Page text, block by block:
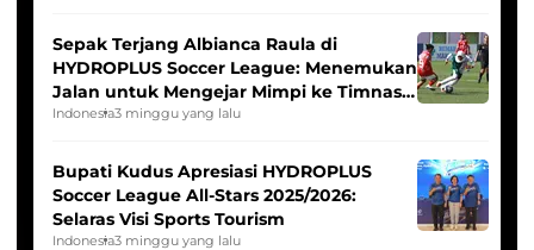
Sepak Terjang Albianca Raula di
HYDROPLUS Soccer League: Menemukan
Jalan untuk Mengejar Mimpi ke Timnas
Indonesia Putri
Indonesia3 minggu yang lalu
Bupati Kudus Apresiasi HYDROPLUS
Soccer League All-Stars 2025/2026:
Selaras Visi Sports Tourism
Indonesia3 minggu yang lalu